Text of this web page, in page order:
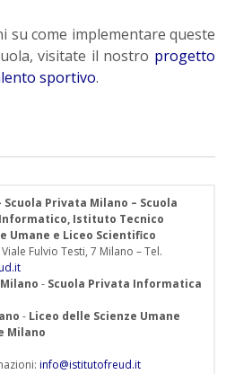
come implementare queste
visitate il nostro progetto
sportivo.
Privata Milano – Scuola
Istituto Tecnico
Umane e Liceo Scientifico
Fulvio Testi, 7 Milano – Tel.
- Scuola Privata Informatica
- Liceo delle Scienze Umane
Milano
info@istitutofreud.it